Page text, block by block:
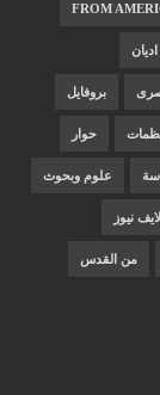
FROM
اديان
بروفايل
حوار
علوم وبحوث
لايف نيوز
من القدس